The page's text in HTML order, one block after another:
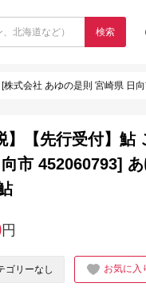
検索
会社 あゆの是則 宮崎県 日向
】【先行受付】
市 452060793]
円
ゴリーなし お気に入